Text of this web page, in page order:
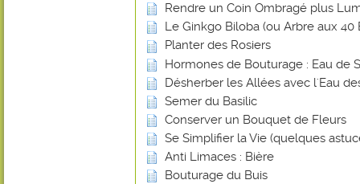
Rendre un Coin Ombragé plus
Le Ginkgo Biloba (ou Arbre aux 40
Planter des Rosiers
Hormones de Bouturage : Eau de
Désherber les Allées avec l'Eau
Semer du Basilic
Conserver un Bouquet de Fleurs
Se Simplifier la Vie (quelques
Anti Limaces : Bière
Bouturage du Buis